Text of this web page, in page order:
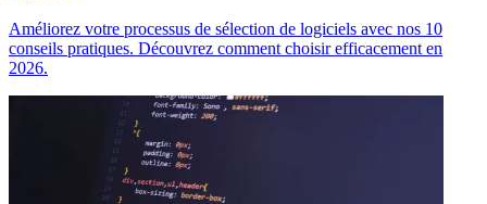
Améliorez votre processus de sélection de logiciels avec nos 10
conseils pratiques. Découvrez comment choisir efficacement en
2026.